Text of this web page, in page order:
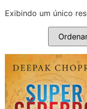
Exibindo um único